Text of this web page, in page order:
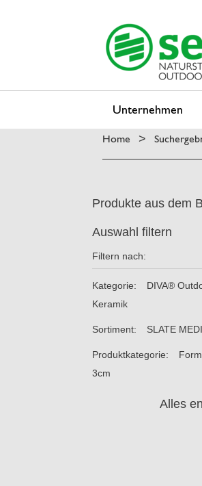
Unternehmen
Home >
Produkte aus dem
Auswahl filtern
Filtern nach:
Kategorie:
DIVA®
Keramik
Sortiment: SLATE
Produktkategorie:
3cm
Alles